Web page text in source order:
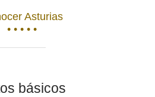
Asturias
• • • • •
básicos